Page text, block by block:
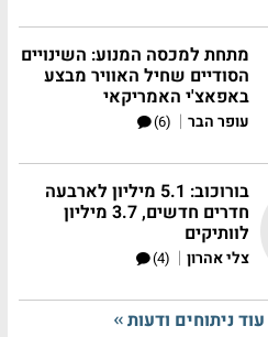
מתחת למכסה המנוע: השינויים
הסודיים שחיל האוויר מבצע
באפאצ'י האמריקאי
עופר הבר |
(6)
בורוכוב: 5.1 מיליון לארבעה
חדרים חדשים, 3.7 מיליון
לוותיקים
צלי אהרון |
(4)
עוד ניתוחים ודעות